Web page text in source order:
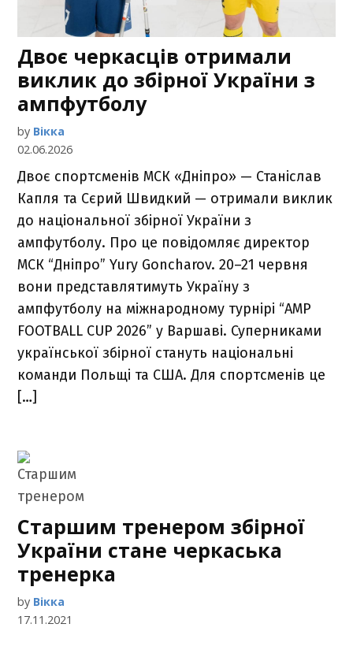
Двоє черкасців отримали
виклик до збірної України з
ампфутболу
by Вікка
02.06.2026
Двоє спортсменів МСК «Дніпро» — Станіслав
Капля та Сєрий Швидкий — отримали виклик
до національної збірної України з
ампфутболу. Про це повідомляє директор
МСК “Дніпро” Yury Goncharov. 20–21 червня
вони представлятимуть Україну з
ампфутболу на міжнародному турнірі “AMP
FOOTBALL CUP 2026” у Варшаві. Суперниками
української збірної стануть національні
команди Польщі та США. Для спортсменів це
[…]
Старшим тренером збірної
України стане черкаська
тренерка
by Вікка
17.11.2021